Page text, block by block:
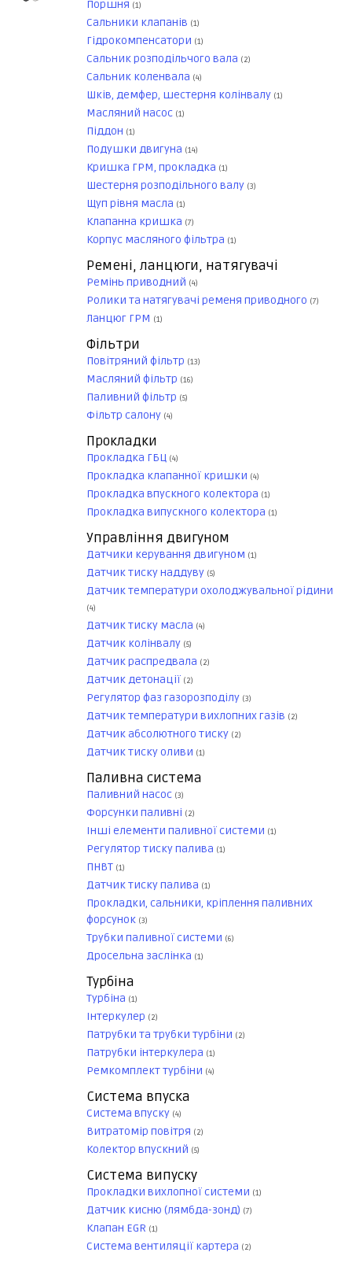
Поршня (1)
Сальники клапанів (1)
Гідрокомпенсатори (1)
Сальник розподільчого вала (2)
Сальник коленвала (4)
Шків, демфер, шестерня колінвалу (1)
Масляний насос (1)
Піддон (1)
Подушки двигуна (14)
Кришка ГРМ, прокладка (1)
Шестерня розподільного валу (3)
Щуп рівня масла (1)
Клапанна кришка (7)
Корпус масляного фільтра (1)
Ремені, ланцюги, натягувачі
Ремінь приводний (4)
Ролики та натягувачі ременя приводного (7)
Ланцюг ГРМ (1)
Фільтри
Повітряний фільтр (13)
Масляний фільтр (16)
Паливний фільтр (5)
Фільтр салону (4)
Прокладки
Прокладка ГБЦ (4)
Прокладка клапанної кришки (4)
Прокладка впускного колектора (1)
Прокладка випускного колектора (1)
Управління двигуном
Датчики керування двигуном (1)
Датчик тиску наддуву (5)
Датчик температури охолоджувальної рідини
(4)
Датчик тиску масла (4)
Датчик колінвалу (5)
Датчик распредвала (2)
Датчик детонації (2)
Регулятор фаз газорозподілу (3)
Датчик температури вихлопних газів (2)
Датчик абсолютного тиску (2)
Датчик тиску оливи (1)
Паливна система
Паливний насос (3)
Форсунки паливні (2)
Інші елементи паливної системи (1)
Регулятор тиску палива (1)
ПНВТ (1)
Датчик тиску палива (1)
Прокладки, сальники, кріплення паливних
форсунок (3)
Трубки паливної системи (6)
Дросельна заслінка (1)
Турбіна
Турбіна (1)
Інтеркулер (2)
Патрубки та трубки турбіни (2)
Патрубки інтеркулера (1)
Ремкомплект турбіни (4)
Система впуска
Система впуску (4)
Витратомір повітря (2)
Колектор впускний (5)
Система випуску
Прокладки вихлопної системи (1)
Датчик кисню (лямбда-зонд) (7)
Клапан EGR (1)
Система вентиляції картера (2)